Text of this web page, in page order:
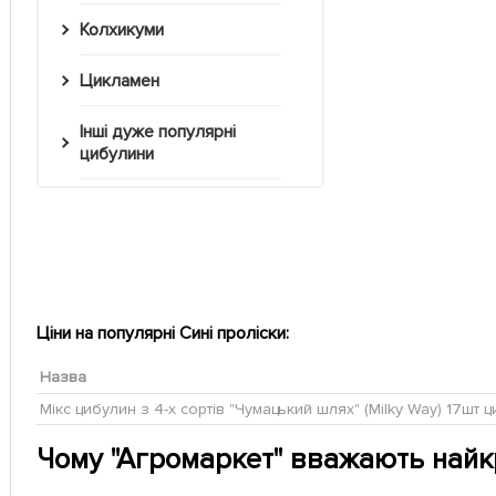
Колхикуми
Цикламен
Інші дуже популярні
цибулини
Ціни на популярні Сині проліски:
Назва
Мікс цибулин з 4-х сортів "Чумацький шлях" (Milky Way) 17шт
Чому "Агромаркет" вважають